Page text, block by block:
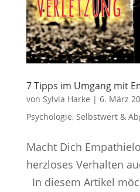
7 Tipps im Umgang mit
von Sylvia Harke | 6. März
Psychologie, Selbstwert &
Macht Dich
herzloses Verhalten
In diesem Artikel